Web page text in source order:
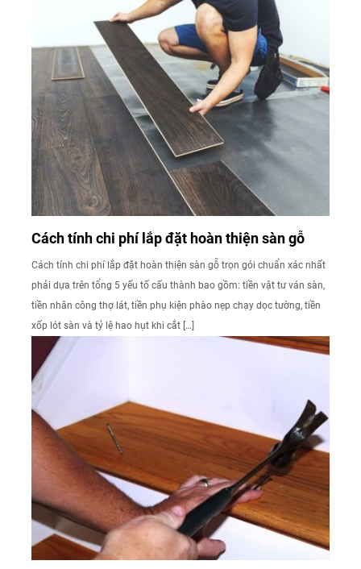
Cách tính chi phí lắp đặt hoàn thiện sàn gỗ
Cách tính chi phí lắp đặt hoàn thiện sàn gỗ trọn gói chuẩn xác nhất
phải dựa trên tổng 5 yếu tố cấu thành bao gồm: tiền vật tư ván sàn,
tiền nhân công thợ lát, tiền phụ kiện phào nẹp chạy dọc tường, tiền
xốp lót sàn và tỷ lệ hao hụt khi cắt […]